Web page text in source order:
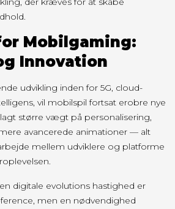
Mobilgaming:
Innovation
udvikling inden for 5G, cloud-
vil mobilspil fortsat erobre nye
større vægt på personalisering,
avancerede animationer — alt
mellem udviklere og platforme
digitale evolutions hastighed er
men en nødvendighed